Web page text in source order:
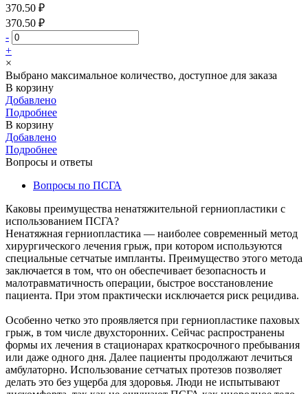
370.50 ₽
370.50 ₽
-
+
×
Выбрано максимальное количество, доступное для заказа
В корзину
Добавлено
Подробнее
В корзину
Добавлено
Подробнее
Вопросы и ответы
Вопросы по ПСГА
Каковы преимущества ненатяжительной герниопластики с
использованием ПСГА?
Ненатяжная герниопластика — наиболее современный метод
хирургического лечения грыж, при котором используются
специальные сетчатые импланты. Преимущество этого метода
заключается в том, что он обеспечивает безопасность и
малотравматичность операции, быстрое восстановление
пациента. При этом практически исключается риск рецидива.
Особенно четко это проявляется при герниопластике паховых
грыж, в том числе двухсторонних. Сейчас распространены
формы их лечения в стационарах краткосрочного пребывания
или даже одного дня. Далее пациенты продолжают лечиться
амбулаторно. Использование сетчатых протезов позволяет
делать это без ущерба для здоровья. Люди не испытывают